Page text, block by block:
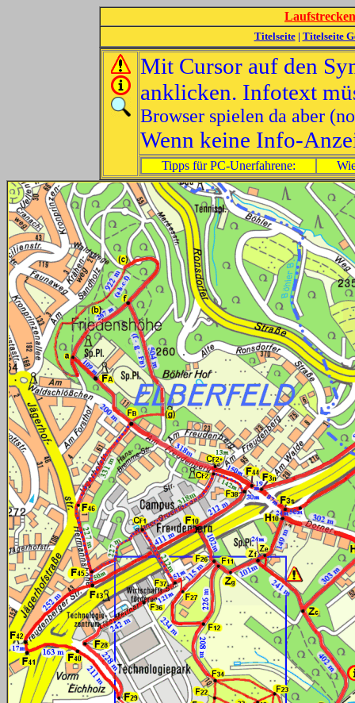
Lauf
Titelseite| Titelseite
Mit Cursor auf den
anklicken. Infotext
Browser spielen da aber
Wenn keine Info-
Tipps für PC-Unerfahrene: